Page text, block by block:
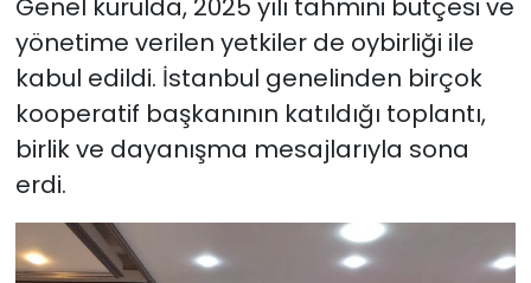
Genel kurulda, 2025 yılı tahmini bütçesi ve
yönetime verilen yetkiler de oybirliği ile
kabul edildi. İstanbul genelinden birçok
kooperatif başkanının katıldığı toplantı,
birlik ve dayanışma mesajlarıyla sona
erdi.